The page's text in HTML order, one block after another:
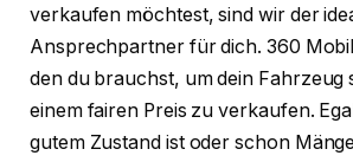
verkaufen möchtest, sind wir der
Ansprechpartner für dich. 360
den du brauchst, um dein Fahrzeug
einem fairen Preis zu verkaufen.
gutem Zustand ist oder schon